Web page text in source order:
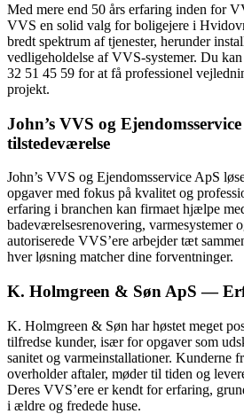
Med mere end 50 års erfaring inden for
VVS en solid valg for boligejere i
bredt spektrum af tjenester, herunder
vedligeholdelse af VVS-systemer. Du
32 51 45 59 for at få professionel
projekt.
John’s VVS og
tilstedeværelse
John’s VVS og Ejendomsservice ApS
opgaver med fokus på kvalitet og
erfaring i branchen kan firmaet hjælpe
badeværelsesrenovering, varmesystemer
autoriserede VVS’ere arbejder tæt
hver løsning matcher dine forventninger.
K. Holmgreen & Søn ApS —
K. Holmgreen & Søn har høstet meget
tilfredse kunder, især for opgaver som
sanitet og varmeinstallationer. Kunderne
overholder aftaler, møder til tiden og
Deres VVS’ere er kendt for erfaring,
i ældre og fredede huse.